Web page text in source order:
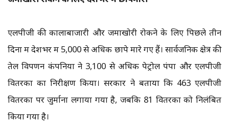
एलपीजी की कालाबाजारी और जमाखोरी रोकने के लिए पिछले तीन
दिनों में देशभर में 5,000 से अधिक छापे मारे गए हैं। सार्वजनिक क्षेत्र की
तेल विपणन कंपनियों ने 3,100 से अधिक पेट्रोल पंपों और एलपीजी
वितरकों का निरीक्षण किया। सरकार ने बताया कि 463 एलपीजी
वितरकों पर जुर्माना लगाया गया है, जबकि 81 वितरकों को निलंबित
किया गया है।